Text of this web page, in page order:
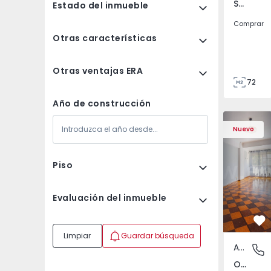
Estado del inmueble
Otras características
Otras ventajas ERA
Año de construcción
Piso
Evaluación del inmueble
Limpiar Guardar búsqueda
São Tomé do Castelo e Justes, Vila Real
Comprar
72
Nuevo
Apartamento T5
Olivais,
Apartamento
Olivais, Lisboa